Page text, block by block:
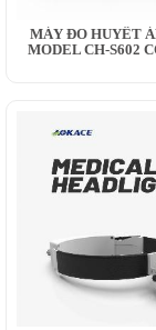
MÁY ĐO HUYẾT
MODEL CH-S602